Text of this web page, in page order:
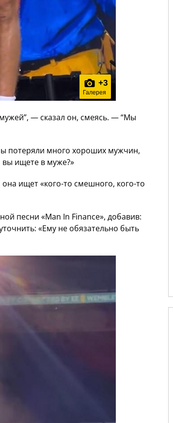
+3
Галерея
— сказал он, смеясь. — “Мы
потеряли много хороших мужчин,
ищете в муже?»
ищет «кого-то смешного, кого-то
песни «Man In Finance», добавив:
«Ему не обязательно быть